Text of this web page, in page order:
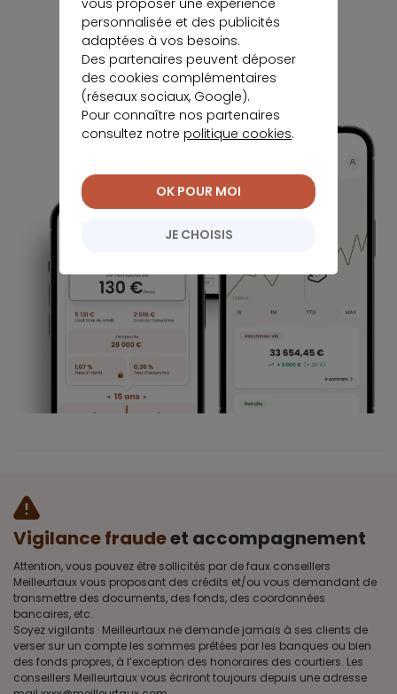
Vigilance fraudeet accompagnement
Attention, vous pouvez être sollicités par de faux conseillers
Meilleurtaux vous proposant des crédits et/ou vous demandant de
transmettre des documents, des fonds, des coordonnées
bancaires, etc.
Soyez vigilants · Meilleurtaux ne demande jamais à ses clients de
verser sur un compte les sommes prêtées par les banques ou bien
des fonds propres, à l’exception des honoraires des courtiers. Les
conseillers Meilleurtaux vous écriront toujours depuis une adresse
vous proposer une expérience
personnalisée et des publicités
adaptées à vos besoins.
Des partenaires peuvent déposer
des cookies complémentaires
(réseaux sociaux, Google).
Pour connaître nos partenaires
consultez notre politique cookies.
JE CHOISIS
OK POUR MOI